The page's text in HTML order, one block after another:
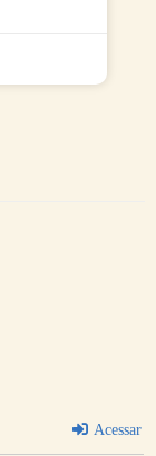
Acessar